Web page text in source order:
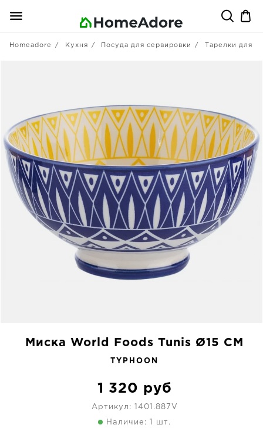
Homeadore Кухня Посуда для сервировки Тарелки для
Миска World Foods Tunis Ø15 CM
TYPHOON
1 320 руб
Артикул: 1401.887V
Наличие: 1 шт.